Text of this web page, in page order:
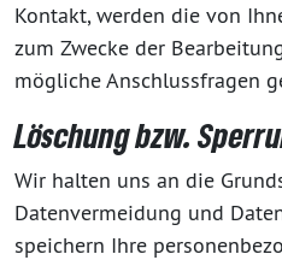
Kontakt, werden die von
zum Zwecke der
mögliche Anschlussfragen
Löschung bzw.
Wir halten uns an die
Datenvermeidung und
speichern Ihre